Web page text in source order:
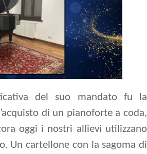
del suo mandato fu la
di un pianoforte a coda,
oggi i nostri allievi utilizzano
Un cartellone con la sagoma di